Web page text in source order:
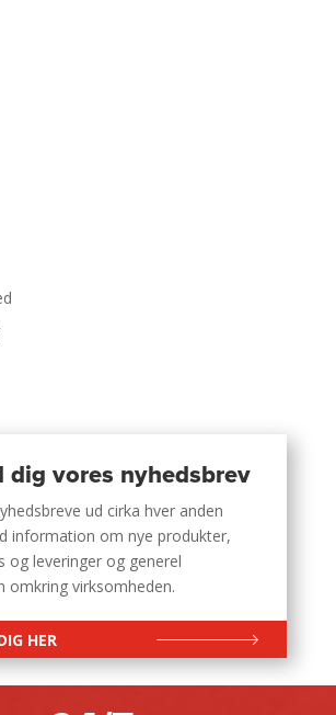
dig vores nyhedsbrev
ud cirka hver anden
information om nye produkter,
og leveringer og generel
omkring virksomheden.
HER